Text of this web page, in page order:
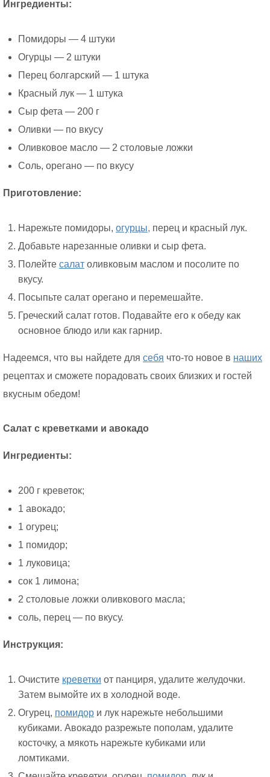
Ингредиенты:
Помидоры — 4 штуки
Огурцы — 2 штуки
Перец болгарский — 1 штука
Красный лук — 1 штука
Сыр фета — 200 г
Оливки — по вкусу
Оливковое масло — 2 столовые ложки
Соль, орегано — по вкусу
Приготовление:
Нарежьте помидоры, огурцы, перец и красный лук.
Добавьте нарезанные оливки и сыр фета.
Полейте салат оливковым маслом и посолите по
вкусу.
Посыпьте салат орегано и перемешайте.
Греческий салат готов. Подавайте его к обеду как
основное блюдо или как гарнир.
Надеемся, что вы найдете для себя что-то новое в наших
рецептах и сможете порадовать своих близких и гостей
вкусным обедом!
Салат с креветками и авокадо
Ингредиенты:
200 г креветок;
1 авокадо;
1 огурец;
1 помидор;
1 луковица;
сок 1 лимона;
2 столовые ложки оливкового масла;
соль, перец — по вкусу.
Инструкция:
Очистите креветки от панциря, удалите желудочки.
Затем вымойте их в холодной воде.
Огурец, помидор и лук нарежьте небольшими
кубиками. Авокадо разрежьте пополам, удалите
косточку, а мякоть нарежьте кубиками или
ломтиками.